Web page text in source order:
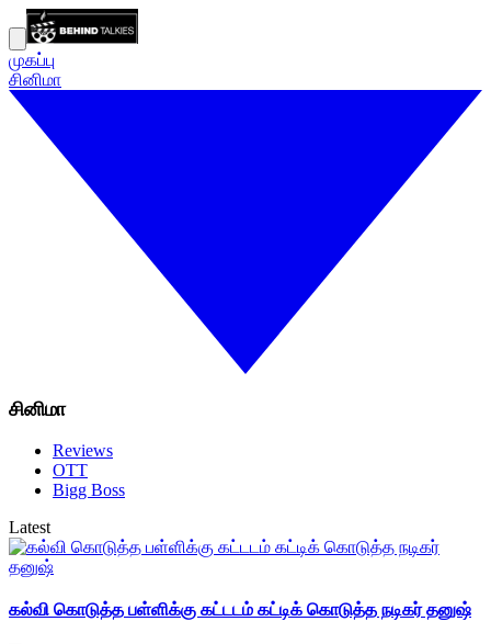
முகப்பு
சினிமா
சினிமா
Reviews
OTT
Bigg Boss
Latest
கல்வி கொடுத்த பள்ளிக்கு கட்டடம் கட்டிக் கொடுத்த நடிகர் தனுஷ்